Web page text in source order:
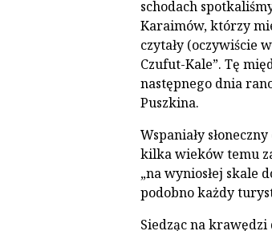
schodach
Karaimów, którzy
czytały (oczywiście
Czufut-Kale”. Tę
następnego dnia
Puszkina.
Wspaniały
kilka wieków temu
„na wyniosłej skale
podobno każdy
Siedząc na krawędzi